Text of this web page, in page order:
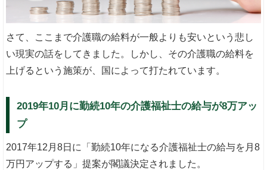
さて、ここまで介護職の給料が一般よりも安いという悲し
い現実の話をしてきました。しかし、その介護職の給料を
上げるという施策が、国によって打たれています。
2019年10月に勤続10年の介護福祉士の給与が8万アッ
プ
2017年12月8日に「勤続10年になる介護福祉士の給与を月8
万円アップする」提案が閣議決定されました。